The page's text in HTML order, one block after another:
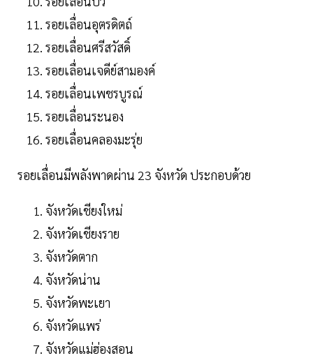
รอยเลื่อนอุตรดิตถ์
รอยเลื่อนศรีสวัสดิ์
รอยเลื่อนเจดีย์สามองค์
รอยเลื่อนเพชรบูรณ์
รอยเลื่อนระนอง
รอยเลื่อนคลองมะรุ่ย
รอยเลื่อนมีพลังพาดผ่าน 23 จังหวัด ประกอบด้วย
จังหวัดเชียงใหม่
จังหวัดเชียงราย
จังหวัดตาก
จังหวัดน่าน
จังหวัดพะเยา
จังหวัดแพร่
จังหวัดแม่ฮ่องสอน